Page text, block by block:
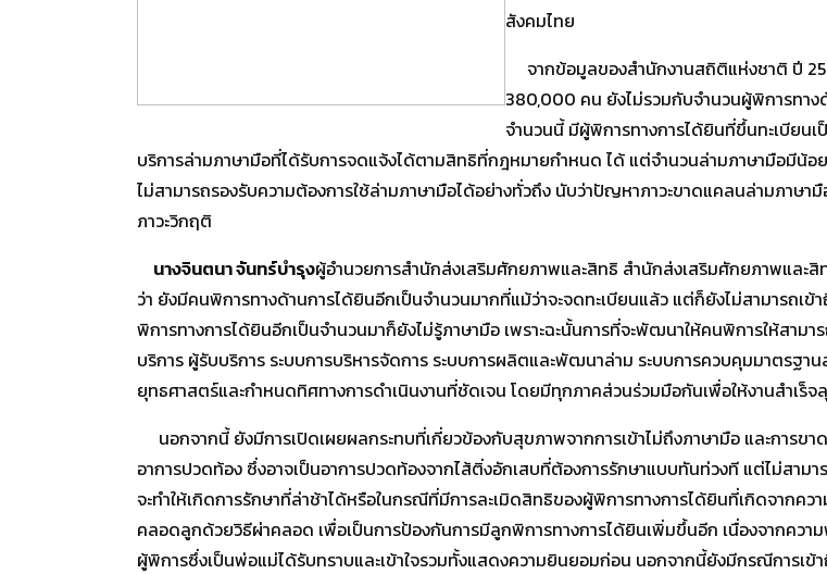
สังคมไทย
จากข้อมูลของสำนักงานสถิติแห่งชาติ ปี
380,000 คน ยังไม่รวมกับจำนวนผู้พิการทา
จำนวนนี้ มีผู้พิการทางการได้ยินที่ขึ้นทะเบียน
บริการล่ามภาษามือที่ได้รับการจดแจ้งได้ตามสิทธิที่กฎหมายกำหนด ได้ แต่จำนวนล่ามภาษามือมีน้อ
ไม่สามารถรองรับความต้องการใช้ล่ามภาษามือได้อย่างทั่วถึง นับว่าปัญหาภาวะขาดแคลนล่ามภาษา
ภาวะวิกฤติ
นางจินตนา จันทร์บำรุงผู้อำนวยการสำนักส่งเสริมศักยภาพและสิทธิ สำนักส่งเสริมศักยภาพแ
ว่า ยังมีคนพิการทางด้านการได้ยินอีกเป็นจำนวนมากที่แม้ว่าจะจดทะเบียนแล้ว แต่ก็ยังไม่สามารถ
พิการทางการได้ยินอีกเป็นจำนวนมาก็ยังไม่รู้ภาษามือ เพราะฉะนั้นการที่จะพัฒนาให้คนพิการให้สาม
บริการ ผู้รับบริการ ระบบการบริหารจัดการ ระบบการผลิตและพัฒนาล่าม ระบบการควบคุมมาตรฐา
ยุทธศาสตร์และกำหนดทิศทางการดำเนินงานที่ชัดเจน โดยมีทุกภาคส่วนร่วมมือกันเพื่อให้งานสำเร็จ
นอกจากนี้ ยังมีการเปิดเผยผลกระทบที่เกี่ยวข้องกับสุขภาพจากการเข้าไม่ถึงภาษามือ และการ
อาการปวดท้อง ซึ่งอาจเป็นอาการปวดท้องจากไส้ติ่งอักเสบที่ต้องการรักษาแบบทันท่วงที แต่ไม่สาม
จะทำให้เกิดการรักษาที่ล่าช้าได้หรือในกรณีที่มีการละเมิดสิทธิของผู้พิการทางการได้ยินที่เกิดจาก
คลอดลูกด้วยวิธีผ่าคลอด เพื่อเป็นการป้องกันการมีลูกพิการทางการได้ยินเพิ่มขึ้นอีก เนื่องจากคว
ผู้พิการซึ่งเป็นพ่อแม่ได้รับทราบและเข้าใจรวมทั้งแสดงความยินยอมก่อน นอกจากนี้ยังมีกรณีการเ